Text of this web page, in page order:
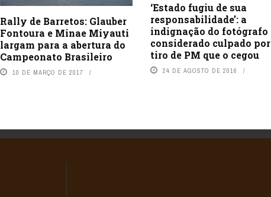
Rally de Barretos: Glauber
Fontoura e Minae Miyauti
largam para a abertura do
Campeonato Brasileiro
10 DE MARÇO DE 2017
‘Estado fugiu de sua
responsabilidade’: a
indignação do fotógrafo
considerado culpado por
tiro de PM que o cegou
24 DE AGOSTO DE 2016